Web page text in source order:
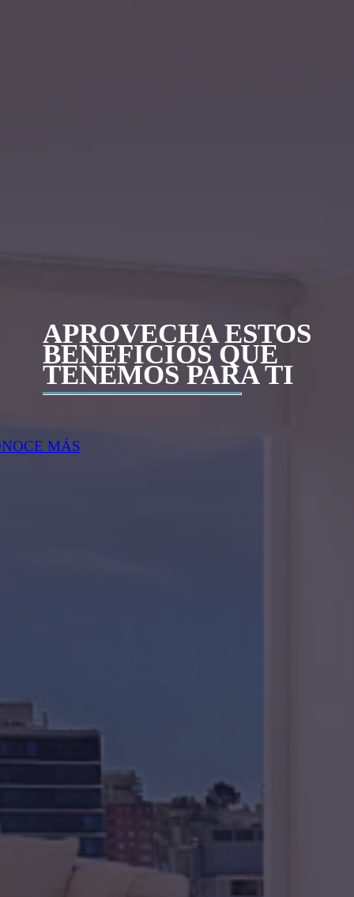
APROVECHA ESTOS
BENEFICIOS QUE
TENEMOS PARA TI
MÁS